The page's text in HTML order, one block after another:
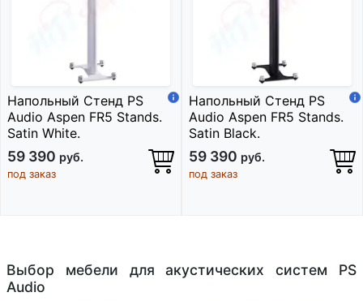
Напольный Стенд PS
Audio Aspen FR5 Stands.
Satin White.
59 390 руб.
под заказ
Напольный Стенд PS
Audio Aspen FR5 Stands.
Satin Black.
59 390 руб.
под заказ
Выбор мебели для акустических систем PS
Audio